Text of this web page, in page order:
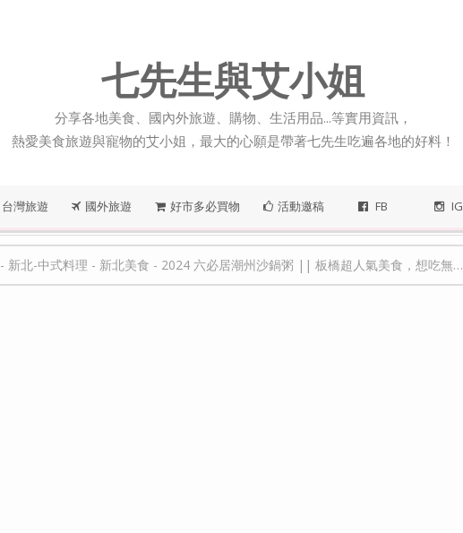
七先生與艾小姐
分享各地美食、國內外旅遊、購物、生活用品...等實用資訊，
熱愛美食旅遊與寵物的艾小姐，最大的心願是帶著七先生吃遍各地的好料！
台灣旅遊 國外旅遊 好市多必買物 活動邀稿 FB IG
- 新北-中式料理 - 新北美食 - 2024 六必居潮州沙鍋粥 || 板橋超人氣美食，想吃無論平假日都建議先訂位！（2014/11初訪～2024/1更新，想外帶免打電話，線上預訂十分鐘內輕鬆完成！）